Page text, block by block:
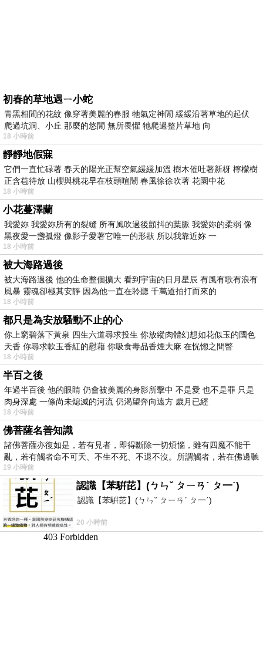
初春的草地遇ㄧ小蛇
青黑相間的花紋 像穿著美麗的春服 牠氣定神閒 緩緩沿著草地的起伏
爬過坑洞、小丘 那麼的悠閒 無所畏懼 牠爬過整片草地 向
18 小時前
靜靜地假寐
它們一直忙碌著 春天的陽光正幫空氣緩緩加溫 樹木催吐著新枒 檸檬樹
正含苞待放 山櫻與桃花早在枝頭喧鬧 春風徐徐吹著 花園中花
18 小時前
小花蔓澤蘭
我愛妳 我愛妳所有的裂縫 所有風吹過後顫抖的葉脈 我愛妳的柔弱 像
黑夜愛一盞孤燈 像影子愛著它唯一的形狀 所以我靠近妳 一
18 小時前
被大海路過後
被大海路過後 他的生命整個擴大 看到宇宙的日月星辰 有風有歌有浪有
風暴 靈魂卻極其安靜 因為他一直在聆聽 千萬道拍打而來的
18 小時前
都只是為安放騷動不止的心
你上窮碧落下黃泉 四生六道尋求投生 你放縱肉體幻想如花似玉的國色
天香 你尋求軟玉香紅的慰藉 你吸食毒品香煙大麻 在恍惚之間瞥
18 小時前
半百之後
年過半百後 他的眼睛 仍會被美麗的身影所擊中 不是愛 也不是罪 只是
肉身深處 一條尚未熄滅的河流 仍渴望奔向遠方 歲月已經
18 小時前
佛菩薩名善知識
諸佛菩薩亦復如是，若有見者，即得斷除一切煩惱，雖有四魔不能干
亂，若有觸者命不可夭、不生不死、不退不沒。所謂觸者，若在佛邊聽
受
19 小時前
認識【苯騈芘】(ㄅㄣˇ ㄆㄧㄢˊ ㄆ一ˊ)
認識【苯騈芘】(ㄅㄣˇ ㄆㄧㄢˊ ㄆ一ˊ)
20 小時前